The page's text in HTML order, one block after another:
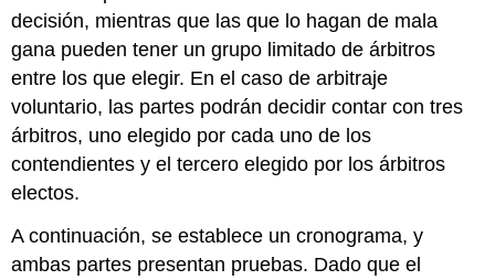
decisión, mientras que las que lo hagan de mala
gana pueden tener un grupo limitado de árbitros
entre los que elegir. En el caso de arbitraje
voluntario, las partes podrán decidir contar con tres
árbitros, uno elegido por cada uno de los
contendientes y el tercero elegido por los árbitros
electos.
A continuación, se establece un cronograma, y
ambas partes presentan pruebas. Dado que el